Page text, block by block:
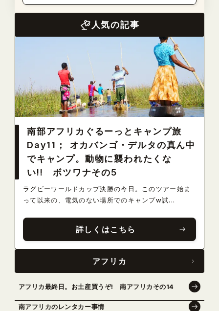
人気の記事
南部アフリカぐるーっとキャンプ旅
Day11； オカバンゴ・デルタの真ん中
でキャンプ。動物に襲われたくな
い!! ボツワナその5
ラグビーワールドカップ決勝の今日。このツアー始ま
って以来の、電気のない場所でのキャンプw試...
詳しくはこちら
アフリカ
アフリカ最終日。お土産買うぞ! 南アフリカその14
南アフリカのレンタカー事情